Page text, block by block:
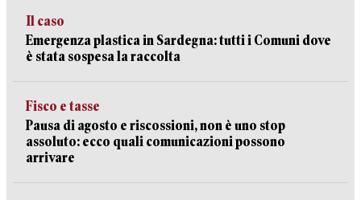
Il caso
Emergenza plastica in Sardegna: tutti i Comuni dove
è stata sospesa la raccolta
Fisco e tasse
Pausa di agosto e riscossioni, non è uno stop
assoluto: ecco quali comunicazioni possono
arrivare